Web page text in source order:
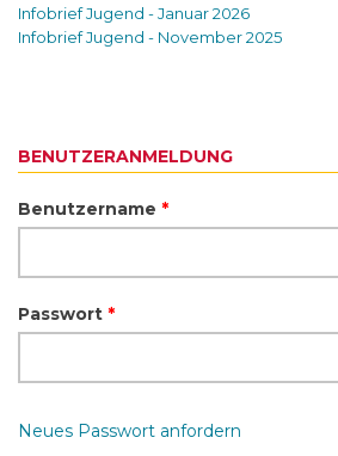
Infobrief Jugend - Januar 2026
Infobrief Jugend - November 2025
BENUTZERANMELDUNG
Benutzername *
Passwort *
Neues Passwort anfordern